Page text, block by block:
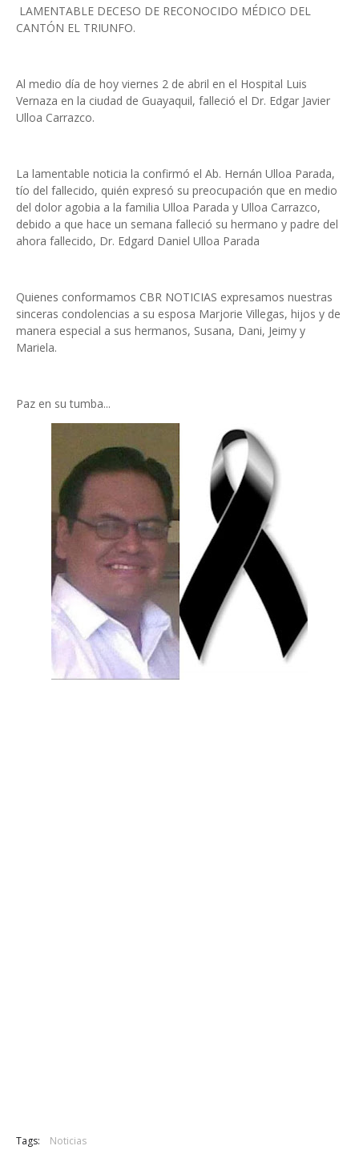
LAMENTABLE DECESO DE RECONOCIDO MÉDICO DEL
CANTÓN EL TRIUNFO.
Al medio día de hoy viernes 2 de abril en el Hospital Luis
Vernaza en la ciudad de Guayaquil, falleció el Dr. Edgar Javier
Ulloa Carrazco.
La lamentable noticia la confirmó el Ab. Hernán Ulloa Parada,
tío del fallecido, quién expresó su preocupación que en medio
del dolor agobia a la familia Ulloa Parada y Ulloa Carrazco,
debido a que hace un semana falleció su hermano y padre del
ahora fallecido, Dr. Edgard Daniel Ulloa Parada
Quienes conformamos CBR NOTICIAS expresamos nuestras
sinceras condolencias a su esposa Marjorie Villegas, hijos y de
manera especial a sus hermanos, Susana, Dani, Jeimy y
Mariela.
Paz en su tumba...
Tags: Noticias